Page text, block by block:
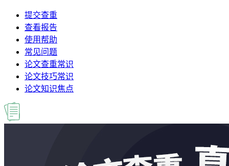
提交查重
查看报告
使用帮助
常见问题
论文查重常识
论文技巧常识
论文知识焦点